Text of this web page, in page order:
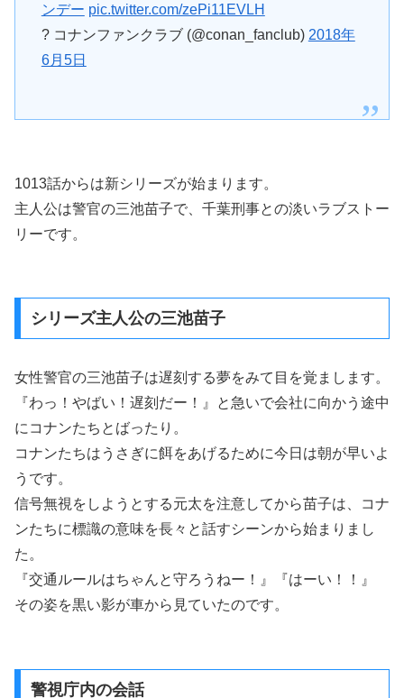
ンデー pic.twitter.com/zePi11EVLH
? コナンファンクラブ (@conan_fanclub) 2018年
6月5日
1013話からは新シリーズが始まります。
主人公は警官の三池苗子で、千葉刑事との淡いラブストー
リーです。
シリーズ主人公の三池苗子
女性警官の三池苗子は遅刻する夢をみて目を覚まします。
『わっ！やばい！遅刻だー！』と急いで会社に向かう途中
にコナンたちとばったり。
コナンたちはうさぎに餌をあげるために今日は朝が早いよ
うです。
信号無視をしようとする元太を注意してから苗子は、コナ
ンたちに標識の意味を長々と話すシーンから始まりまし
た。
『交通ルールはちゃんと守ろうねー！』『はーい！！』
その姿を黒い影が車から見ていたのです。
警視庁内の会話